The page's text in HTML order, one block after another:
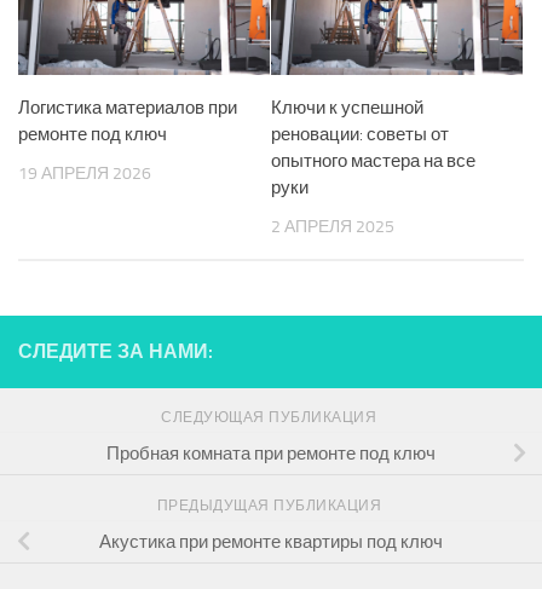
Логистика материалов при
ремонте под ключ
19 АПРЕЛЯ 2026
Ключи к успешной
реновации: советы от
опытного мастера на все
руки
2 АПРЕЛЯ 2025
СЛЕДИТЕ ЗА НАМИ:
СЛЕДУЮЩАЯ ПУБЛИКАЦИЯ
Пробная комната при ремонте под ключ
ПРЕДЫДУЩАЯ ПУБЛИКАЦИЯ
Акустика при ремонте квартиры под ключ